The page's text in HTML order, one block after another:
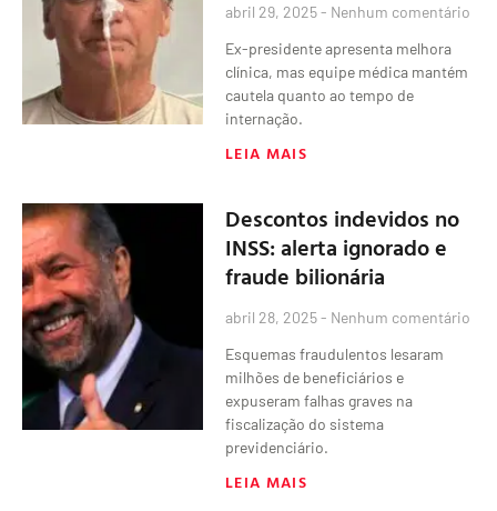
abril 29, 2025 Nenhum comentário
Ex-presidente apresenta melhora
clínica, mas equipe médica mantém
cautela quanto ao tempo de
internação.
LEIA MAIS
Descontos indevidos no
INSS: alerta ignorado e
fraude bilionária
abril 28, 2025 Nenhum comentário
Esquemas fraudulentos lesaram
milhões de beneficiários e
expuseram falhas graves na
fiscalização do sistema
previdenciário.
LEIA MAIS